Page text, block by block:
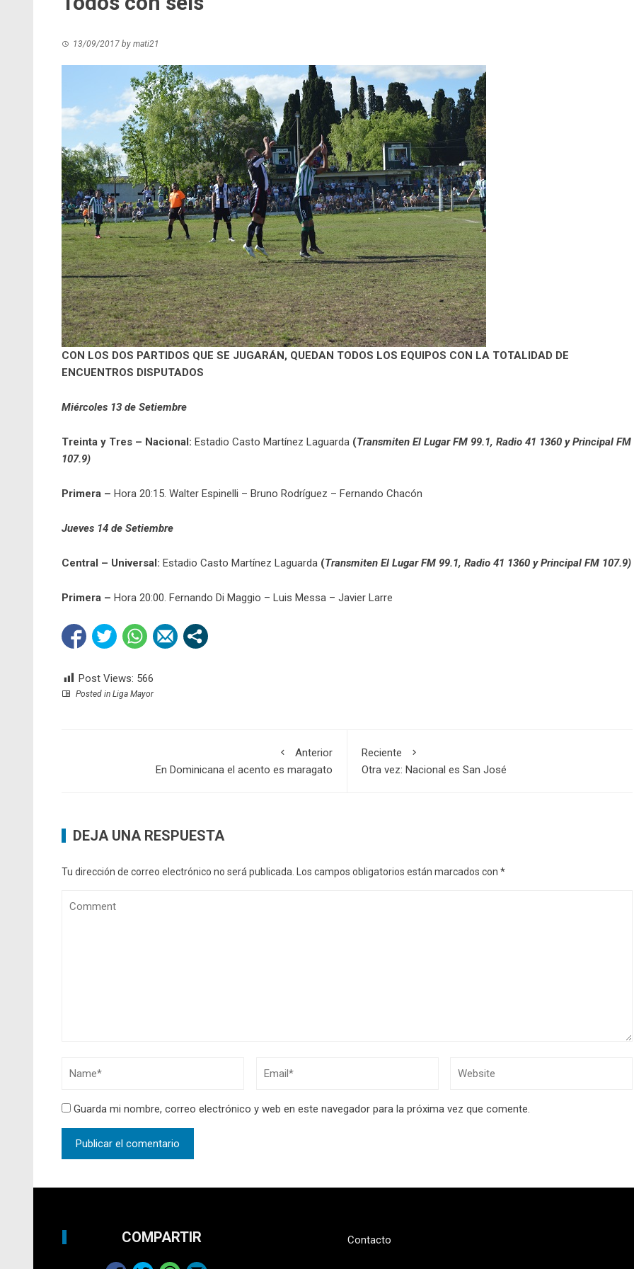
13/09/2017 by mati21
CON LOS DOS PARTIDOS QUE SE JUGARÁN, QUEDAN TODOS LOS EQUIPOS CON LA TOTALIDAD DE
ENCUENTROS DISPUTADOS
Miércoles 13 de Setiembre
Treinta y Tres – Nacional: Estadio Casto Martínez Laguarda (Transmiten El Lugar FM 99.1, Radio 41 1360 y Principal FM
107.9)
Primera – Hora 20:15. Walter Espinelli – Bruno Rodríguez – Fernando Chacón
Jueves 14 de Setiembre
Central – Universal: Estadio Casto Martínez Laguarda (Transmiten El Lugar FM 99.1, Radio 41 1360 y Principal FM 107.9)
Primera – Hora 20:00. Fernando Di Maggio – Luis Messa – Javier Larre
Post Views: 566
Posted in Liga Mayor
Anterior
En Dominicana el acento es maragato
Reciente
Otra vez: Nacional es San José
DEJA UNA RESPUESTA
Tu dirección de correo electrónico no será publicada. Los campos obligatorios están marcados con *
Guarda mi nombre, correo electrónico y web en este navegador para la próxima vez que comente.
COMPARTIR Contacto